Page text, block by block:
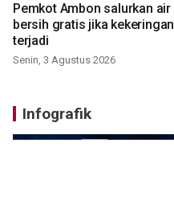
Pemkot Ambon salurkan air
bersih gratis jika kekeringan
terjadi
Senin, 3 Agustus 2026
Infografik